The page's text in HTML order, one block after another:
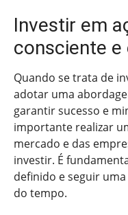
Investir em
consciente e
Quando se trata de
adotar uma
garantir sucesso e
importante realizar
mercado e das
investir. É
definido e seguir
do tempo.